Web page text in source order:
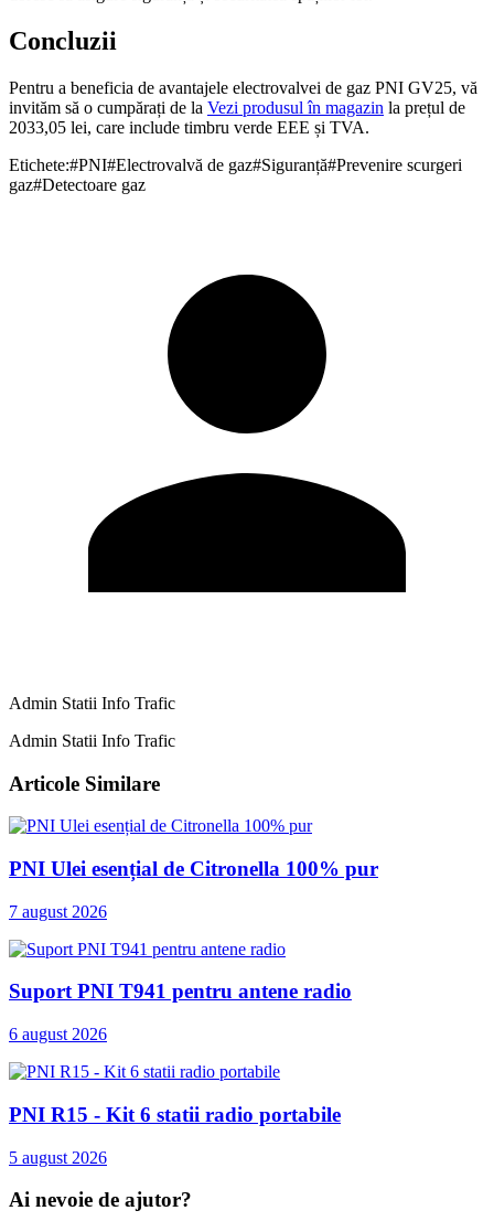
Concluzii
Pentru a beneficia de avantajele electrovalvei de gaz PNI GV25, vă
invităm să o cumpărați de la Vezi produsul în magazin la prețul de
2033,05 lei, care include timbru verde EEE și TVA.
Etichete:#PNI#Electrovalvă de gaz#Siguranță#Prevenire scurgeri
gaz#Detectoare gaz
Admin Statii Info Trafic
Admin Statii Info Trafic
Articole Similare
PNI Ulei esențial de Citronella 100% pur
7 august 2026
Suport PNI T941 pentru antene radio
6 august 2026
PNI R15 - Kit 6 statii radio portabile
5 august 2026
Ai nevoie de ajutor?